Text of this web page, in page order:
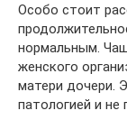
Особо стоит
нормальным.
женского
матери дочери.
патологией и